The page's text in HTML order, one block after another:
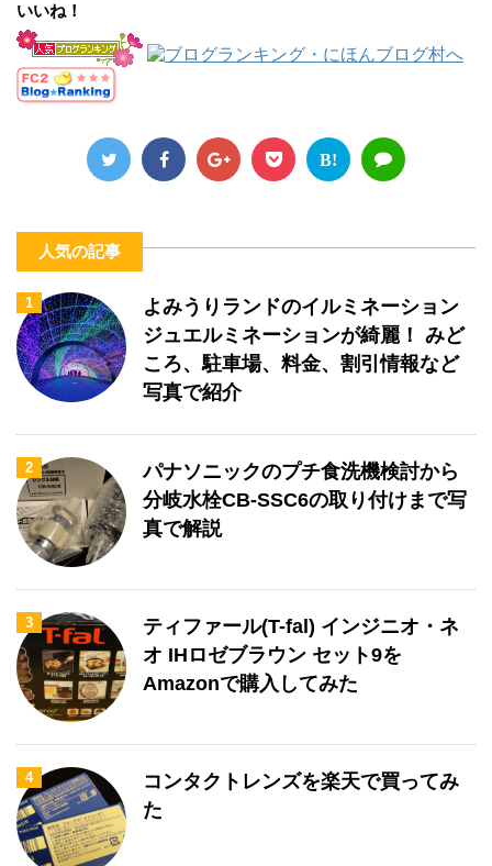
いいね！
B!
人気の記事
1
よみうりランドのイルミネーション
ジュエルミネーションが綺麗！ みど
ころ、駐車場、料金、割引情報など
写真で紹介
2
パナソニックのプチ食洗機検討から
分岐水栓CB-SSC6の取り付けまで写
真で解説
3
ティファール(T-fal) インジニオ・ネ
オ IHロゼブラウン セット9を
Amazonで購入してみた
4
コンタクトレンズを楽天で買ってみ
た